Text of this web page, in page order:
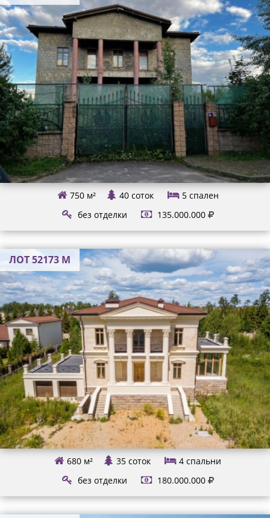
750 м² 40 соток 5спален
без отделки
135.000.000
ЛОТ 52173 М
680 м² 35 соток 4 спальни
без отделки
180.000.000